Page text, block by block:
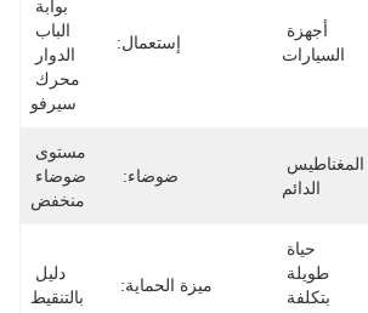
السيارات
إستعمال:
سيرفو
الدائم
ضوضاء:
منخفض
ميزة الحماية:
بالتنقيط